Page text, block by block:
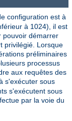
configuration est à
à 1024), il est
pouvoir démarrer
privilégié. Lorsque
préliminaires
processus
aux requêtes des
s'exécuter sous
s'exécutent sous
par la voie du